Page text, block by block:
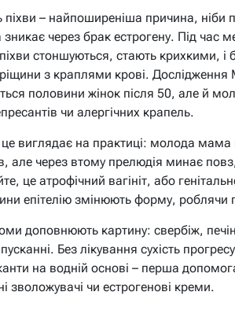
піхви – найпоширеніша причина, ніби
зникає через брак естрогену. Під час
піхви стоншуються, стають крихкими, і
з краплями крові.
половини жінок після 50, але й
чи алергічних крапель.
виглядає на практиці: молода мама
але через втому прелюдія минає
це атрофічний вагініт, або
епітелію змінюють форму,
доповнюють картину: свербіж,
Без лікування сухість
на водній основі – перша
зволожувачі чи естрогенові креми.